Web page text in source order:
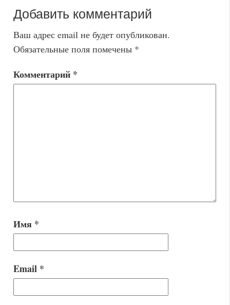
Добавить комментарий
Ваш адрес email не будет опубликован.
Обязательные поля помечены *
Комментарий *
Имя *
Email *